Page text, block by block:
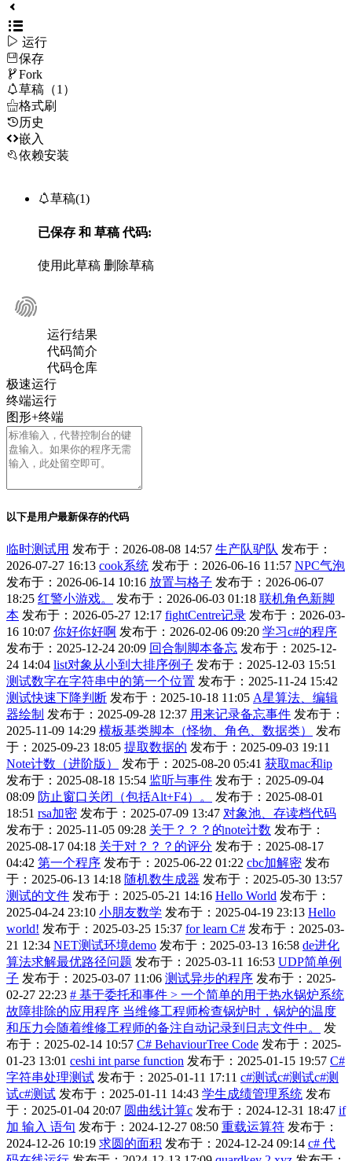
 运行
保存
Fork
草稿（1）
格式刷
历史
嵌入
依赖安装
草稿(1)
已保存 和 草稿代码:
使用此草稿 删除草稿
运行结果
代码简介
代码仓库
极速运行
终端运行
图形+终端
以下是用户最新保存的代码
临时测试用 发布于：2026-08-08 14:57 生产队驴队 发布于：
2026-07-27 16:13 cook系统 发布于：2026-06-16 11:57 NPC气泡
发布于：2026-06-14 10:16 放置与格子 发布于：2026-06-07
18:25 红警小游戏。 发布于：2026-06-03 01:18 联机角色新脚
本 发布于：2026-05-27 12:17 fightCentre记录 发布于：2026-03-
16 10:07 你好你好啊 发布于：2026-02-06 09:20 学习c#的程序
发布于：2025-12-24 20:09 回合制脚本备忘 发布于：2025-12-
24 14:04 list对象从小到大排序例子 发布于：2025-12-03 15:51
测试数字在字符串中的第一个位置 发布于：2025-11-24 15:42
测试快速下降判断 发布于：2025-10-18 11:05 A星算法、编辑
器绘制 发布于：2025-09-28 12:37 用来记录备忘事件 发布于：
2025-11-09 14:29 横板基类脚本（怪物、角色、数据类）
发布
于：2025-09-23 18:05 提取数据的 发布于：2025-09-03 19:11
Note计数（进阶版）
发布于：2025-08-20 05:41 获取mac和ip
发布于：2025-08-18 15:54 监听与事件 发布于：2025-09-04
08:09 防止窗口关闭（包括Alt+F4）。
发布于：2025-08-01
18:51 rsa加密 发布于：2025-07-09 13:47 对象池、存读档代码
发布于：2025-11-05 09:28 关于？？？的note计数 发布于：
2025-08-17 04:18 关于对？？？的评分 发布于：2025-08-17
04:42 第一个程序 发布于：2025-06-22 01:22 cbc加解密 发布
于：2025-06-13 14:18 随机数生成器 发布于：2025-05-30 13:57
测试的文件 发布于：2025-05-21 14:16 Hello World 发布于：
2025-04-24 23:10 小朋友数学 发布于：2025-04-19 23:13 Hello
world! 发布于：2025-03-25 15:37 for learn C# 发布于：2025-03-
21 12:34 NET测试环境demo 发布于：2025-03-13 16:58 de进化
算法求解最优路径问题 发布于：2025-03-11 16:53 UDP简单例
子 发布于：2025-03-07 11:06 测试异步的程序 发布于：2025-
02-27 22:23 # 基于委托和事件 > 一个简单的用于热水锅炉系统
故障排除的应用程序 当维修工程师检查锅炉时，锅炉的温度
和压力会随着维修工程师的备注自动记录到日志文件中。
发
布于：2025-02-14 10:57 C# BehaviourTree Code 发布于：2025-
01-23 13:01 ceshi int parse function 发布于：2025-01-15 19:57 C#
字符串处理测试 发布于：2025-01-11 17:11 c#测试c#测试c#测
试c#测试 发布于：2025-01-11 14:43 学生成绩管理系统 发布
于：2025-01-04 20:07 圆曲线计算c 发布于：2024-12-31 18:47 if
加 输入 语句 发布于：2024-12-27 08:50 重载运算符 发布于：
2024-12-26 10:19 求圆的面积 发布于：2024-12-24 09:14 c# 代